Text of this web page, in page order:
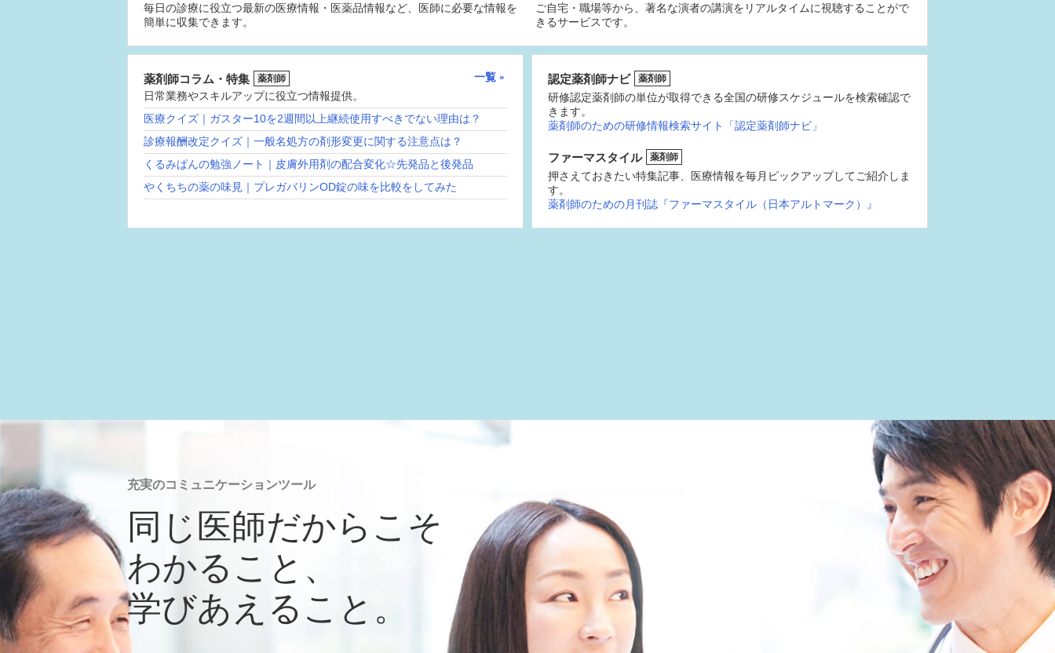
毎日の診療に役立つ最新の医療情報・医薬品情報など、医師に必要な情報を
簡単に収集できます。
ご自宅・職場等から、著名な演者の講演をリアルタイムに視聴することがで
きるサービスです。
薬剤師コラム・特集 薬剤師
一覧
日常業務やスキルアップに役立つ情報提供。
医療クイズ｜ガスター10を2週間以上継続使用すべきでない理由は？
診療報酬改定クイズ｜一般名処方の剤形変更に関する注意点は？
くるみぱんの勉強ノート｜皮膚外用剤の配合変化☆先発品と後発品
やくちちの薬の味見｜プレガバリンOD錠の味を比較をしてみた
認定薬剤師ナビ 薬剤師
研修認定薬剤師の単位が取得できる全国の研修スケジュールを検索確認で
きます。
薬剤師のための研修情報検索サイト「認定薬剤師ナビ」
ファーマスタイル 薬剤師
押さえておきたい特集記事、医療情報を毎月ピックアップしてご紹介しま
す。
薬剤師のための月刊誌『ファーマスタイル（日本アルトマーク）』
充実のコミュニケーションツール
同じ医師だからこそ
わかること、
学びあえること。